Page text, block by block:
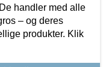
handler med alle
– og deres
produkter. Klik